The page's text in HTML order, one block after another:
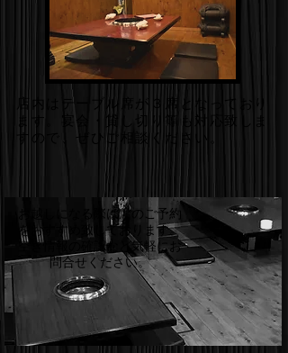
店内はテーブル席が３席となっており
ます。宴会・貸し切り等も対応致しま
すので、ぜひご相談ください。
​お越しになる際は席のご予約
をおすすめ致しております。
空き情報の確認など気軽にお
問合せください。